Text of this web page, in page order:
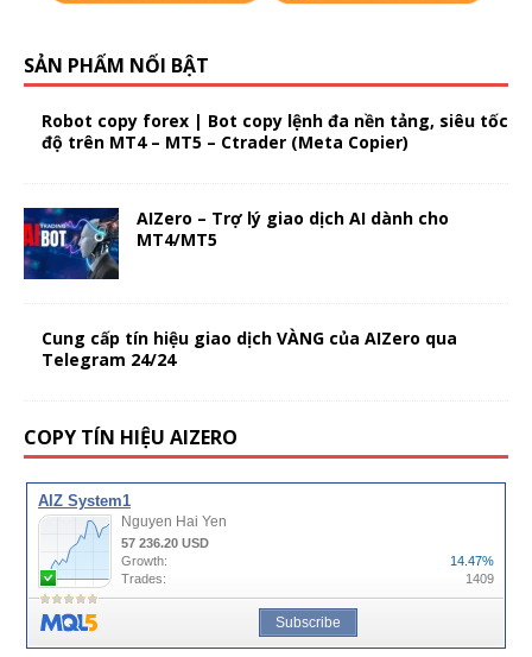
SẢN PHẨM NỔI BẬT
Robot copy forex | Bot copy lệnh đa nền tảng, siêu tốc
độ trên MT4 – MT5 – Ctrader (Meta Copier)
AIZero – Trợ lý giao dịch AI dành cho
MT4/MT5
Cung cấp tín hiệu giao dịch VÀNG của AIZero qua
Telegram 24/24
COPY TÍN HIỆU AIZERO